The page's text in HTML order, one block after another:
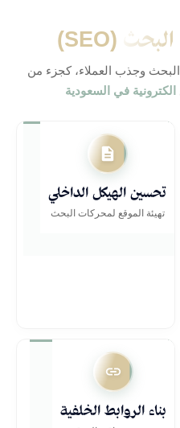
(SEO)
البحث وجذب العملاء، كجزء من
في السعودية
تحسين الهيكل الداخلي
تحسين الهيكل الداخلي
تهيئة الموقع لمحركات البحث
بناء الروابط الخلفية
بناء الروابط الخلفية